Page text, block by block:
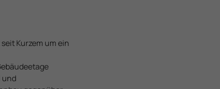
Kurzem um ein
und